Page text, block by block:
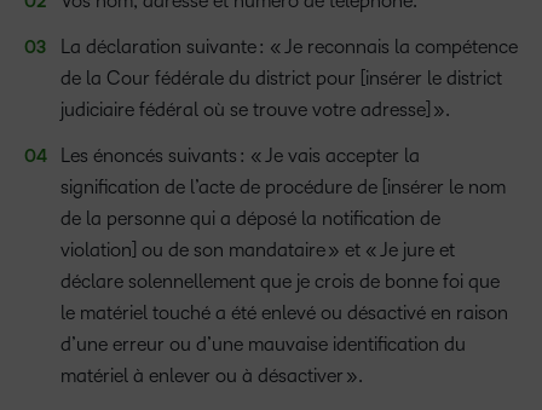
La déclaration suivante : « Je reconnais la compétence
de la Cour fédérale du district pour [insérer le district
judiciaire fédéral où se trouve votre adresse] ».
Les énoncés suivants : « Je vais accepter la
signification de l’acte de procédure de [insérer le nom
de la personne qui a déposé la notification de
violation] ou de son mandataire » et « Je jure et
déclare solennellement que je crois de bonne foi que
le matériel touché a été enlevé ou désactivé en raison
d’une erreur ou d’une mauvaise identification du
matériel à enlever ou à désactiver ».